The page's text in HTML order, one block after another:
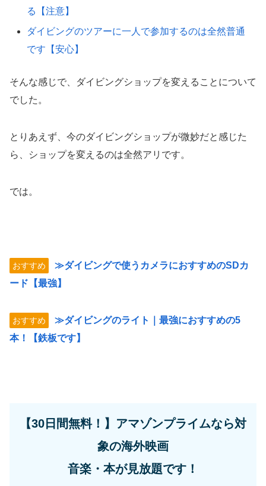
る【注意】
ダイビングのツアーに一人で参加するのは全然普通
です【安心】
そんな感じで、ダイビングショップを変えることについて
でした。
とりあえず、今のダイビングショップが微妙だと感じた
ら、ショップを変えるのは全然アリです。
では。
おすすめ
≫ダイビングで使うカメラにおすすめのSDカ
ード【最強】
おすすめ
≫ダイビングのライト｜最強におすすめの5
本！【鉄板です】
【30日間無料！】アマゾンプライムなら対
象の海外映画
音楽・本が見放題です！